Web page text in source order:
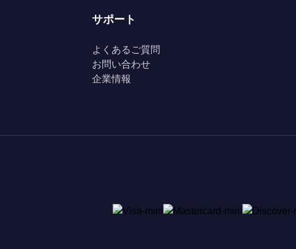
サポート
よくあるご質問
お問い合わせ
企業情報